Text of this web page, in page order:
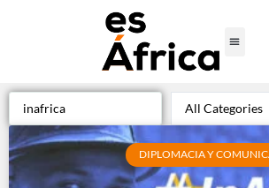
DIPLOMACIA Y